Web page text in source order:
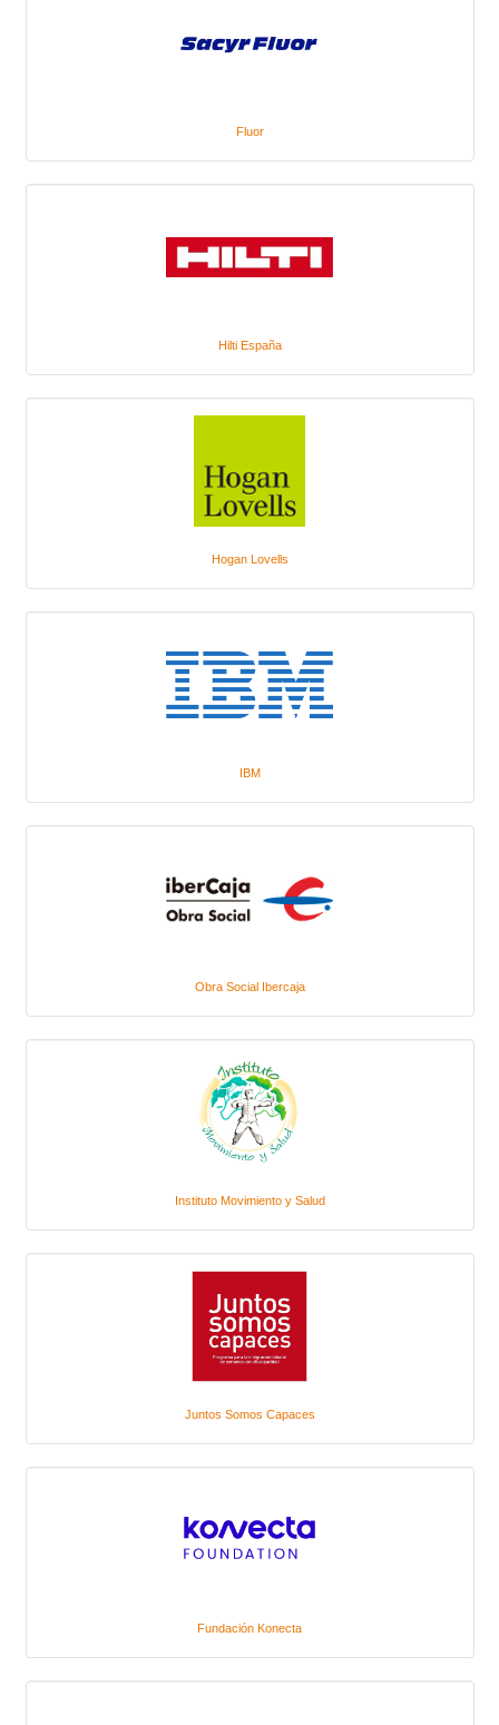
Fluor
Hilti España
Hogan Lovells
IBM
Obra Social Ibercaja
Instituto Movimiento y Salud
Juntos Somos Capaces
Fundación Konecta